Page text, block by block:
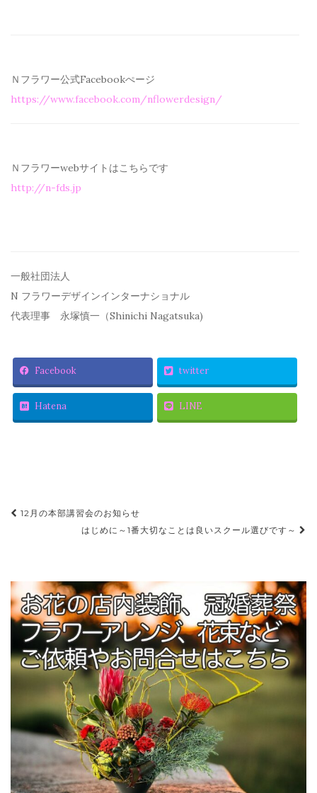
Ｎフラワー公式Facebookぺージ
https://www.facebook.com/nflowerdesign/
Ｎフラワーwebサイトはこちらです
http://n-fds.jp
一般社団法人
N フラワーデザインインターナショナル
代表理事 永塚慎一（Shinichi Nagatsuka)
Facebook twitter
Hatena LINE
投稿ナビゲーション
12月の本部講習会のお知らせ
はじめに～1番大切なことは良いスクール選びです～